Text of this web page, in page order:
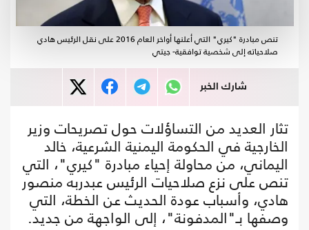
تنص مبادرة "كيري" التي أعلنها أواخر العام 2016 على نقل الرئيس هادي
صلاحياته إلى شخصية توافقية- جيتي
شارك الخبر
تثار العديد من التساؤلات حول تصريحات وزير
الخارجية في الحكومة اليمنية الشرعية، خالد
اليماني، من محاولة إحياء مبادرة "كيري"، التي
تنص على نزع صلاحيات الرئيس عبدربه منصور
هادي، وأسباب عودة الحديث عن الخطة، التي
وصفها بـ"المدفونة"، إلى الواجهة من جديد.